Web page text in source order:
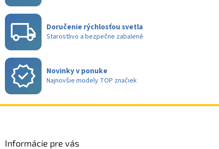
k
y
v
s
Doručenie rýchlosťou svetla
Starostlivo a bezpečne zabalené
Novinky v ponuke
Najnovšie modely TOP značiek
Informácie pre vás